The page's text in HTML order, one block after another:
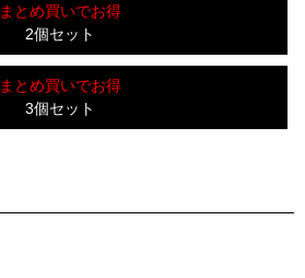
まとめ買いでお得
2個セット
まとめ買いでお得
3個セット